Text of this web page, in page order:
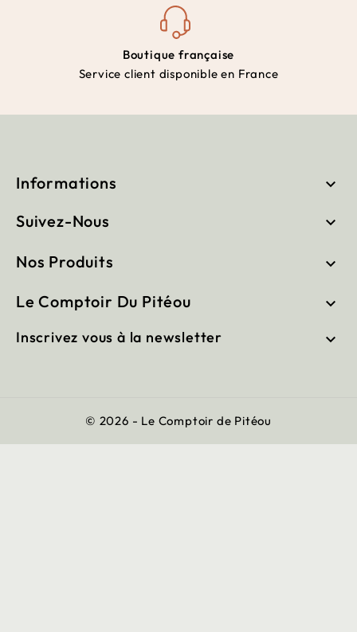
Boutique française
Service client disponible en France
Informations 
Suivez-Nous 
Nos Produits 
Le Comptoir Du Pitéou 
Inscrivez vous à la newsletter 
© 2026 - Le Comptoir de Pitéou